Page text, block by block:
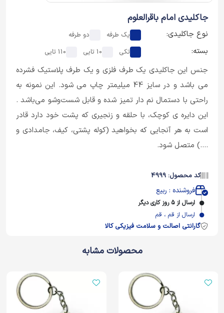
جاکلیدی امام باقرالعلوم
نوع جاکلیدی: یک طرفه دو طرفه
بسته: تکی 10 تایی 110 تایی
جنس این جاکلیدی یک طرف فلزی و یک طرف پلاستیک فشرده
می باشد و در سایز 44 میلیمتر چاپ می شود. این نمونه به
راحتی با دستمال نم دار تمیز شده و قابل شست‌وشو می‌باشد .
این دایره ی کوچک، با حلقه و زنجیری که پشت خود دارد قادر
است به هر آنجایی که بخواهید (کوله پشتی، کیف، جامدادی و
....) متصل شود.
کد محصول: 4999
فروشنده : ربیع
ارسال از 5 روز کاری دیگر
ارسال از قم ، قم
گارانتی اصالت و سلامت فیزیکی کالا
محصولات مشابه